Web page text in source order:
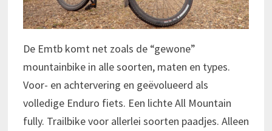
De Emtb komt net zoals de “gewone”
mountainbike in alle soorten, maten en types.
Voor- en achtervering en geëvolueerd als
volledige Enduro fiets. Een lichte All Mountain
fully. Trailbike voor allerlei soorten paadjes. Alleen